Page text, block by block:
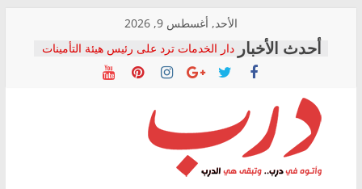
content
الأحد, أغسطس 9, 2026
دار الخدمات ترد على رئيس هيئة التأمينات
بعد مؤتمره الصحفي: إنكار الأزمة لا ينهي
معاناة أصحاب المعاشات.. ونطالب بكشف
فرحات سليمان يكتب: القطاع الصحي إلى
أين؟
حزب التحالف الشعبي يطلق لجنة “الحق
في الصحة” بالإسكندرية لرصد الانتهاكات
ودعم المرضى
درب